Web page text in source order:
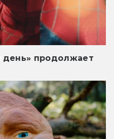
день» продолжает